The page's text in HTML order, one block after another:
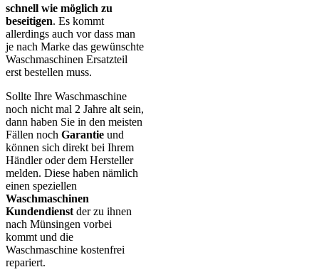
schnell wie möglich zu
beseitigen. Es kommt
allerdings auch vor dass man
je nach Marke das gewünschte
Waschmaschinen Ersatzteil
erst bestellen muss.
Sollte Ihre Waschmaschine
noch nicht mal 2 Jahre alt sein,
dann haben Sie in den meisten
Fällen noch Garantie und
können sich direkt bei Ihrem
Händler oder dem Hersteller
melden. Diese haben nämlich
einen speziellen
Waschmaschinen
Kundendienst der zu ihnen
nach Münsingen vorbei
kommt und die
Waschmaschine kostenfrei
repariert.